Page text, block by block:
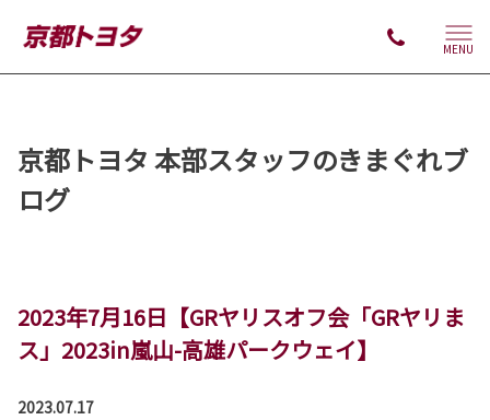
MENU
京都トヨタ 本部スタッフのきまぐれブ
ログ
2023年7月16日【GRヤリスオフ会「GRヤリま
ス」2023in嵐山-高雄パークウェイ】
2023.07.17